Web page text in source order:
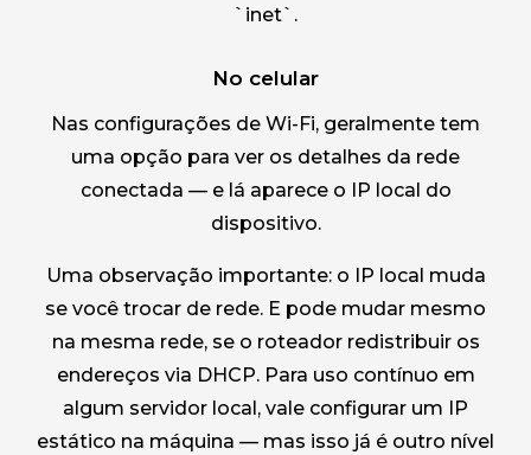
`inet`.
No celular
Nas configurações de Wi-Fi, geralmente tem
uma opção para ver os detalhes da rede
conectada — e lá aparece o IP local do
dispositivo.
Uma observação importante: o IP local muda
se você trocar de rede. E pode mudar mesmo
na mesma rede, se o roteador redistribuir os
endereços via DHCP. Para uso contínuo em
algum servidor local, vale configurar um IP
estático na máquina — mas isso já é outro nível